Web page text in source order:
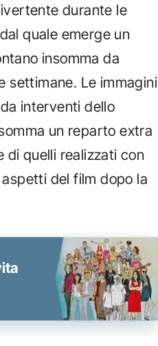
durante le
quale emerge un
insomma da
settimane. Le immagini
interventi dello
un reparto extra
quelli realizzati con
del film dopo la